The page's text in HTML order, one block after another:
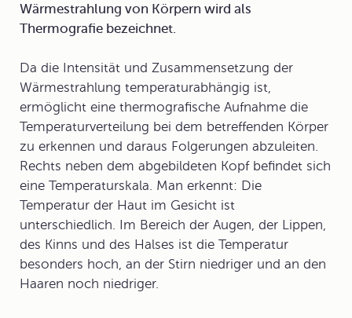
Wärmestrahlung von Körpern wird als
Thermografie bezeichnet.
Da die Intensität und Zusammensetzung der
Wärmestrahlung temperaturabhängig ist,
ermöglicht eine thermografische Aufnahme die
Temperaturverteilung bei dem betreffenden Körper
zu erkennen und daraus Folgerungen abzuleiten.
Rechts neben dem abgebildeten Kopf befindet sich
eine Temperaturskala. Man erkennt: Die
Temperatur der Haut im Gesicht ist
unterschiedlich. Im Bereich der Augen, der Lippen,
des Kinns und des Halses ist die Temperatur
besonders hoch, an der Stirn niedriger und an den
Haaren noch niedriger.